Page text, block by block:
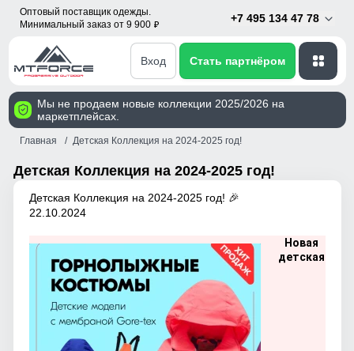
Оптовый поставщик одежды.
Минимальный заказ от 9 900 p
+7 495 134 47 78
Вход Стать партнёром
Мы не продаем новые коллекции 2025/2026 на
маркетплейсах.
Главная Детская Коллекция на 2024-2025 год!
Детская Коллекция на 2024-2025 год!
Детская Коллекция на 2024-2025 год! 🎉
22.10.2024
Новая
детская